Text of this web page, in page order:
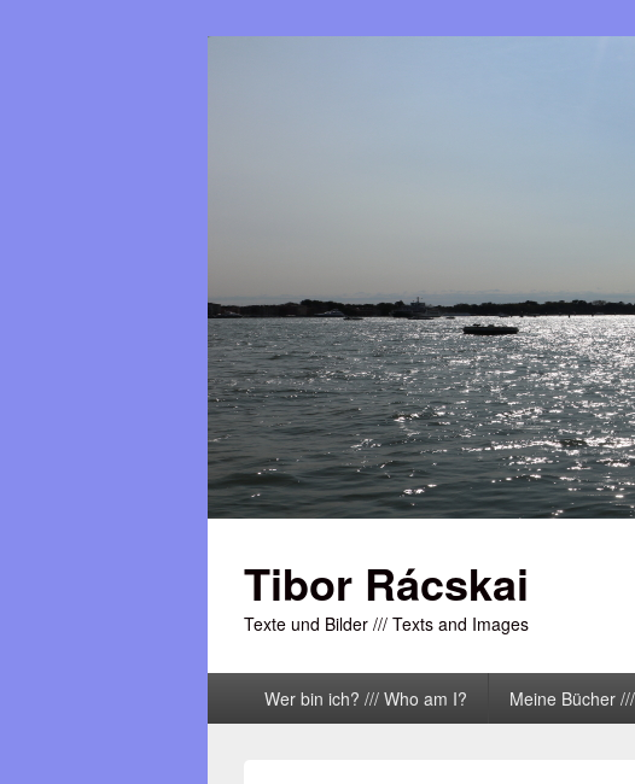
Tibor Rácskai
Texte und Bilder /// Texts and Images
Wer bin ich? /// Who am I? Meine Bücher